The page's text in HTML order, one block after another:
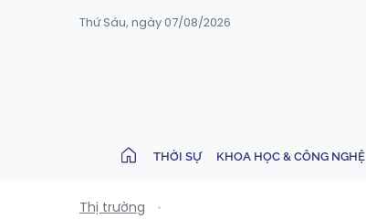
Thứ Sáu, ngày 07/08/2026
THỜI SỰ KHOA HỌC & CÔNG NGHỆ
Thị trường